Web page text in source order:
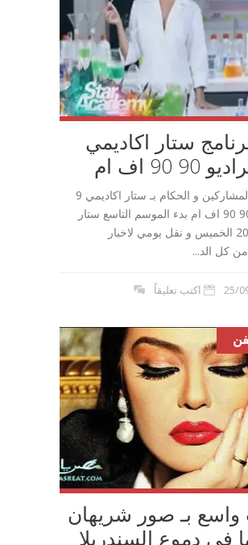
ستار اكاديمي
90 اف ام
لقاءات مع المشاركين و الحكام بـ ستار اكاديمي 9
على راديو 90 90 اف ام بدء الموسم التاسع ستار
اكاديمي 2013 الخميس و نقل يومي لاخبار
من كل الد...
25/ اكتب تعليقاً
بـ صور شريهان
في دموع السندريلا